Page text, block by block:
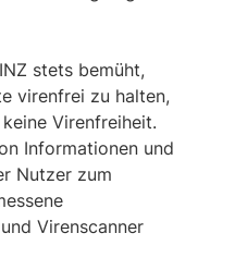
stets bemüht,
virenfrei zu halten,
Virenfreiheit.
Informationen und
Nutzer zum
Virenscanner